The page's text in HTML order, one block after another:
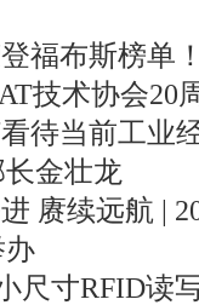
福布斯榜单
技术协会20
待当前工
金壮龙
赓续远航 |
办
尺寸RFID读